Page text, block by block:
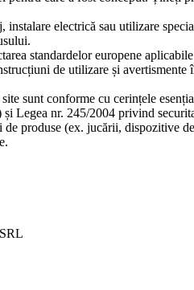
instalare electrică sau utilizare
standardelor europene
de utilizare și
sunt conforme cu cerințele
Legea nr. 245/2004 privind
produse (ex. jucării, dispozitive